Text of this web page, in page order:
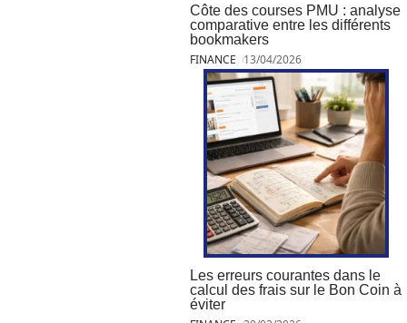
Côte des courses PMU : analyse
comparative entre les différents
bookmakers
FINANCE 13/04/2026
Les erreurs courantes dans le
calcul des frais sur le Bon Coin à
éviter